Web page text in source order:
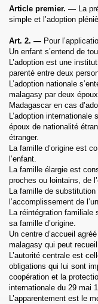
Article premier. — La
simple et l’adoption
Art. 2. — Pour
Un enfant s’entend de
L’adoption est une
parenté entre deux
L’adoption nationale
malagasy par deux
Madagascar en cas
L’adoption internationale
époux de nationalité
étranger.
La famille d’origine est
l’enfant.
La famille élargie est
proches ou lointains, de
La famille de
l’accomplissement de
La réintégration familiale
sa famille d’origine.
Un centre d’accueil
malagasy qui peut
L’autorité centrale est
obligations qui lui sont
coopération et la
internationale du 29 mai
L’apparentement est le